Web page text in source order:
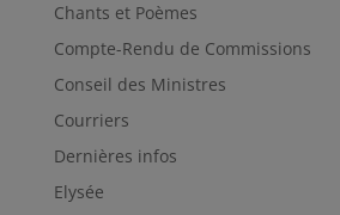
Chants et Poèmes
Compte-Rendu de Commissions
Conseil des Ministres
Courriers
Dernières infos
Elysée